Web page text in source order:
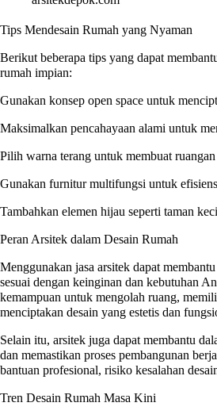
Tips Mendesain Rumah yang Nyaman
Berikut beberapa tips yang dapat
rumah impian:
Gunakan konsep open space untuk
Maksimalkan pencahayaan alami untuk
Pilih warna terang untuk membuat
Gunakan furnitur multifungsi untuk
Tambahkan elemen hijau seperti taman
Peran Arsitek dalam Desain Rumah
Menggunakan jasa arsitek dapat
sesuai dengan keinginan dan kebutuhan
kemampuan untuk mengolah ruang,
menciptakan desain yang estetis dan
Selain itu, arsitek juga dapat membantu
dan memastikan proses pembangunan
bantuan profesional, risiko kesalahan
Tren Desain Rumah Masa Kini